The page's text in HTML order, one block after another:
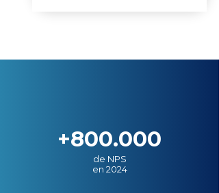
+800.000
de NPS
en 2024